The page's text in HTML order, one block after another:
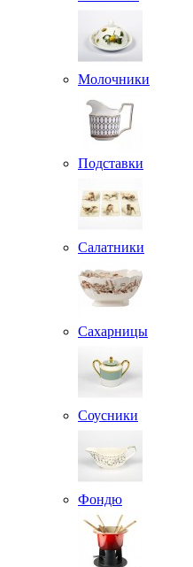
Молочники
Подставки
Салатники
Сахарницы
Соусники
Фондю